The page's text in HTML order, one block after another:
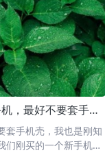
机壳，我也是刚知道，涨知识了
套手机壳，我也是刚知
们刚买的一个新手机，